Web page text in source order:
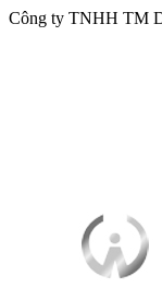
Công ty TNHH TM